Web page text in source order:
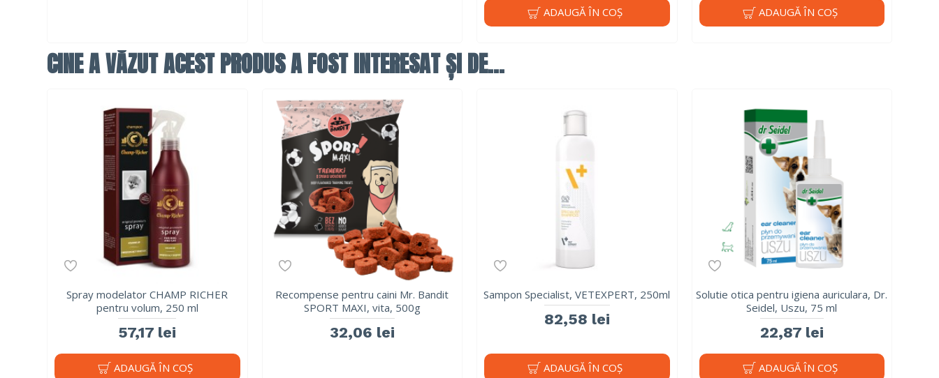
ADAUGĂ ÎN COŞ ADAUGĂ ÎN COŞ
CINE A VĂZUT ACEST PRODUS A FOST INTERESAT ȘI DE...
Spray modelator CHAMP RICHER
pentru volum, 250 ml
57,17 lei
ADAUGĂ ÎN COŞ
Recompense pentru caini Mr. Bandit
SPORT MAXI, vita, 500g
32,06 lei
Sampon Specialist, VETEXPERT, 250ml
82,58 lei
ADAUGĂ ÎN COŞ
Solutie otica pentru igiena auriculara, Dr.
Seidel, Uszu, 75 ml
22,87 lei
ADAUGĂ ÎN COŞ